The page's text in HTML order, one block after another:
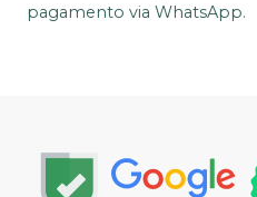
pagamento via WhatsApp.